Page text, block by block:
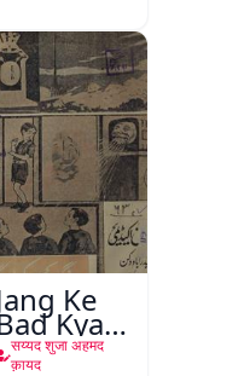
Ke
Kya
सय्यद शुजा अहमद
क़ायद